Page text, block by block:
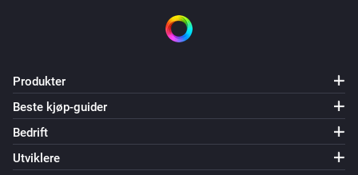
Produkter
Beste kjøp-guider
Bedrift
Utviklere